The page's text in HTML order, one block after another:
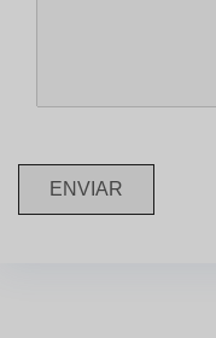
ENVIAR